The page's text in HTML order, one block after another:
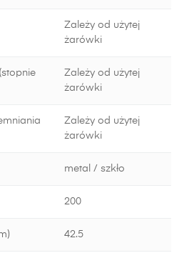
Zależy od użytej
żarówki
Zależy od użytej
żarówki
Zależy od użytej
żarówki
metal / szkło
200
42.5